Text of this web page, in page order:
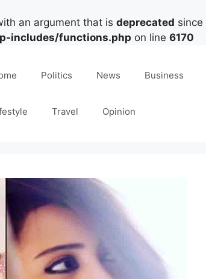
an argument that is deprecated
includes/functions.php on line 6170
Politics News Business
Travel Opinion